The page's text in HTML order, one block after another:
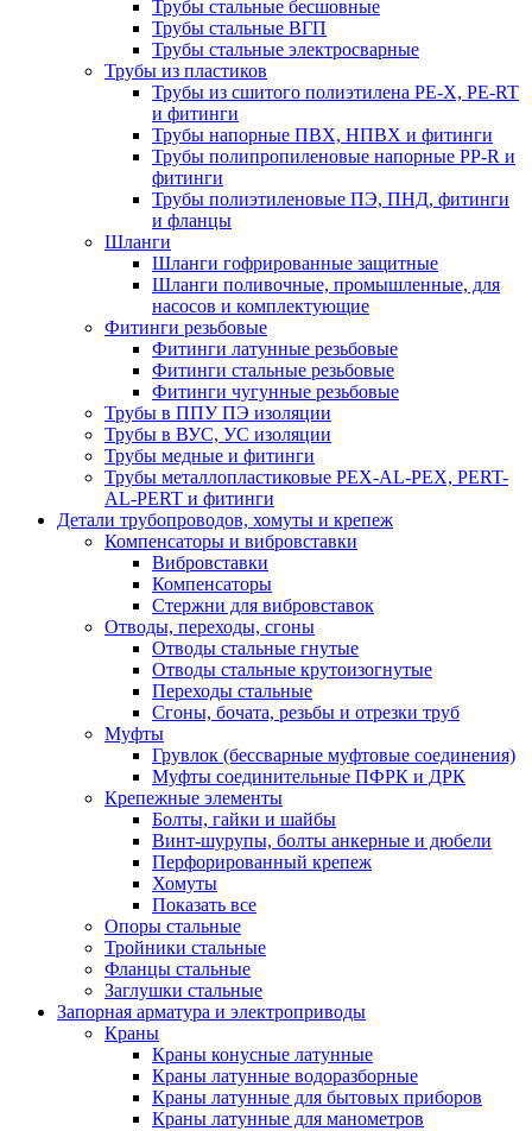
Трубы стальные бесшовные
Трубы стальные ВГП
Трубы стальные электросварные
Трубы из пластиков
Трубы из сшитого полиэтилена PE-X, PE-RT
и фитинги
Трубы напорные ПВХ, НПВХ и фитинги
Трубы полипропиленовые напорные PP-R и
фитинги
Трубы полиэтиленовые ПЭ, ПНД, фитинги
и фланцы
Шланги
Шланги гофрированные защитные
Шланги поливочные, промышленные, для
насосов и комплектующие
Фитинги резьбовые
Фитинги латунные резьбовые
Фитинги стальные резьбовые
Фитинги чугунные резьбовые
Трубы в ППУ ПЭ изоляции
Трубы в ВУС, УС изоляции
Трубы медные и фитинги
Трубы металлопластиковые PEX-AL-PEX, PERT-
AL-PERT и фитинги
Детали трубопроводов, хомуты и крепеж
Компенсаторы и вибровставки
Вибровставки
Компенсаторы
Стержни для вибровставок
Отводы, переходы, сгоны
Отводы стальные гнутые
Отводы стальные крутоизогнутые
Переходы стальные
Сгоны, бочата, резьбы и отрезки труб
Муфты
Грувлок (бессварные муфтовые соединения)
Муфты соединительные ПФРК и ДРК
Крепежные элементы
Болты, гайки и шайбы
Винт-шурупы, болты анкерные и дюбели
Перфорированный крепеж
Хомуты
Показать все
Опоры стальные
Тройники стальные
Фланцы стальные
Заглушки стальные
Запорная арматура и электроприводы
Краны
Краны конусные латунные
Краны латунные водоразборные
Краны латунные для бытовых приборов
Краны латунные для манометров